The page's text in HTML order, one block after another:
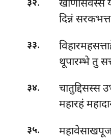
३२.
खीणासवस्स
दिन्नं
३३.
थूपारम्भे तु
३४.
चातुद्दिसस्स
महारहं
३५.